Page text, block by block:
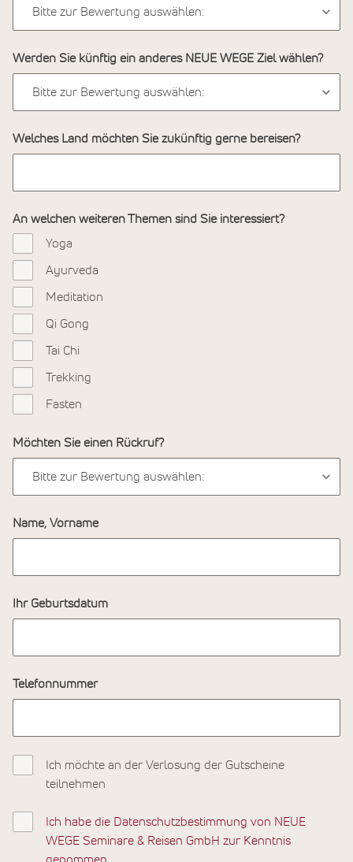
Werden Sie künftig ein anderes NEUE WEGE Ziel wählen?
Welches Land möchten Sie zukünftig gerne bereisen?
An welchen weiteren Themen sind Sie interessiert?
Yoga
Ayurveda
Meditation
Qi Gong
Tai Chi
Trekking
Fasten
Möchten Sie einen Rückruf?
Name, Vorname
Ihr Geburtsdatum
Telefonnummer
Ich möchte an der Verlosung der Gutscheine
teilnehmen
Ich habe die Datenschutzbestimmung von NEUE
WEGE Seminare & Reisen GmbH zur Kenntnis